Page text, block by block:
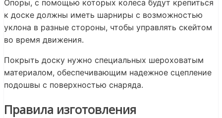
Опоры, с помощью которых колеса будут крепиться
к доске должны иметь шарниры с возможностью
уклона в разные стороны, чтобы управлять скейтом
во время движения.
Покрыть доску нужно специальных шероховатым
материалом, обеспечивающим надежное сцепление
подошвы с поверхностью снаряда.
Правила изготовления